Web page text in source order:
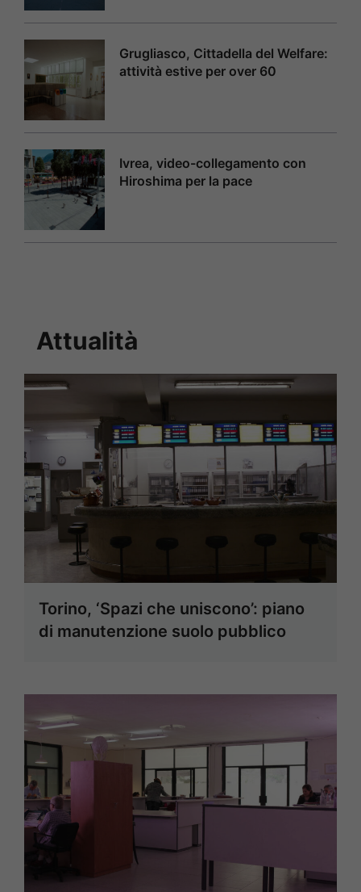
Grugliasco, Cittadella del Welfare:
attività estive per over 60
Ivrea, video-collegamento con
Hiroshima per la pace
Attualità
Torino, ‘Spazi che uniscono’: piano
di manutenzione suolo pubblico